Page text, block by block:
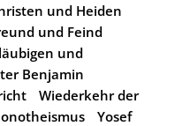
und Heiden
und Feind
und
Benjamin
Wiederkehr der
Yosef